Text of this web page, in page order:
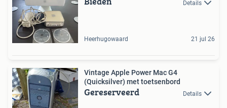
Details
Heerhugowaard 21 jul 26
Vintage Apple Power Mac G4
(Quicksilver) met toetsenbord
Gereserveerd Details